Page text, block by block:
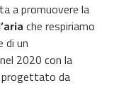
a promuovere la
che respiriamo
di un
2020 con la
progettato da